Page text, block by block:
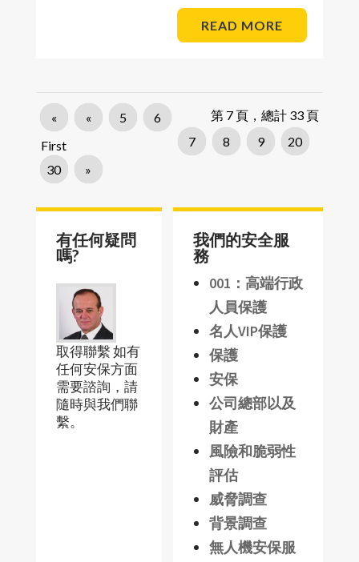
READ MORE
第 7 頁，總計 33 頁
«
First
« 5
6
7
8 9
20
30
»
有任何疑問
嗎?
取得聯繫 如有
任何安保方面
需要諮詢，請
隨時與我們聯
繫。
我們的安全服
務
001：高端行政
人員保護
名人VIP保護
保護
安保
公司總部以及
財產
風險和脆弱性
評估
威脅調查
背景調查
無人機安保服